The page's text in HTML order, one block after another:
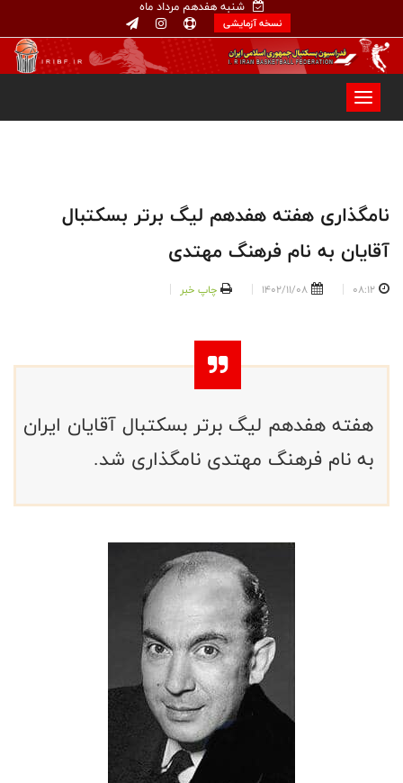
شنبه هفدهم مرداد ماه
نسخه آزمایشی
نامگذاری هفته هفدهم لیگ برتر بسکتبال
آقایان به نام فرهنگ مهتدی
08:12
1402/11/08 چاپ خبر
هفته هفدهم لیگ برتر بسکتبال آقایان ایران
به نام فرهنگ مهتدی نامگذاری شد.